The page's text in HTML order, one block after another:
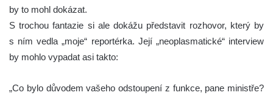
by to mohl dokázat.
S trochou fantazie si ale dokážu představit rozhovor, který by
s ním vedla „moje“ reportérka. Její „neoplasmatické“ interview
by mohlo vypadat asi takto:
„Co bylo důvodem vašeho odstoupení z funkce, pane ministře?